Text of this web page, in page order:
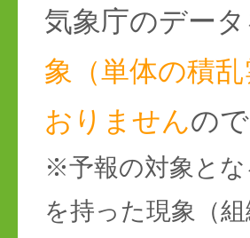
気象庁のデー
象（単体の積
おりませんの
※予報の対象と
を持った現象（